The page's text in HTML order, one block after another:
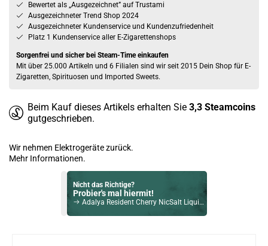
Bewertet als „Ausgezeichnet” auf Trustami
Ausgezeichneter Trend Shop 2024
Ausgezeichneter Kundenservice und Kundenzufriedenheit
Platz 1 Kundenservice aller E-Zigarettenshops
Sorgenfrei und sicher bei Steam-Time einkaufen
Mit über 25.000 Artikeln und 6 Filialen sind wir seit 2015 Dein Shop für E-
Zigaretten, Spirituosen und Imported Sweets.
Beim Kauf dieses Artikels erhalten Sie 3,3 Steamcoins
gutgeschrieben.
Wir nehmen Elektrogeräte zurück.
Mehr Informationen.
Nicht das Richtige?
Probier's mal hiermit!
Adalya Resident Cherry NicSalt Liquid 10ml / 20mg